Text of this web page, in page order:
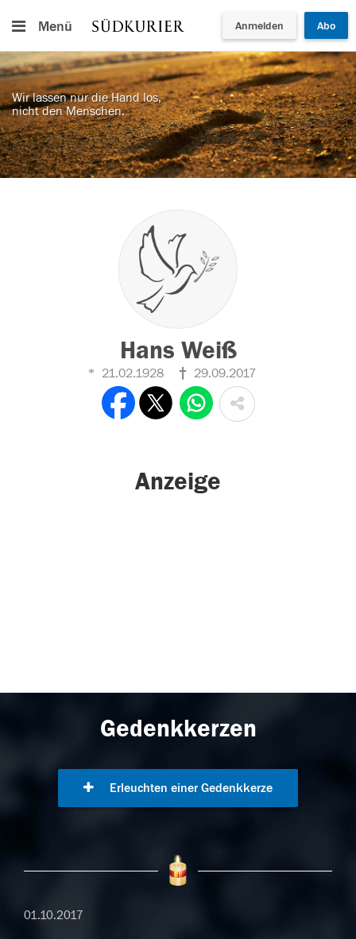
Menü Anmelden Abo
Wir lassen nur die Hand los,
nicht den Menschen.
Hans Weiß
21.02.1928 29.09.2017
Anzeige
Gedenkkerzen
Erleuchten einer Gedenkkerze
01.10.2017